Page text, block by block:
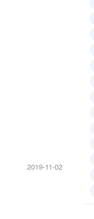
2019-11-02